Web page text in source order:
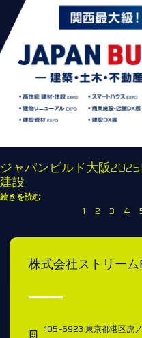
ジャパンビルド大阪
建設
続きを読む
1 2 3 4
株式会社ストリー
105−6923 東京都港区虎ノ